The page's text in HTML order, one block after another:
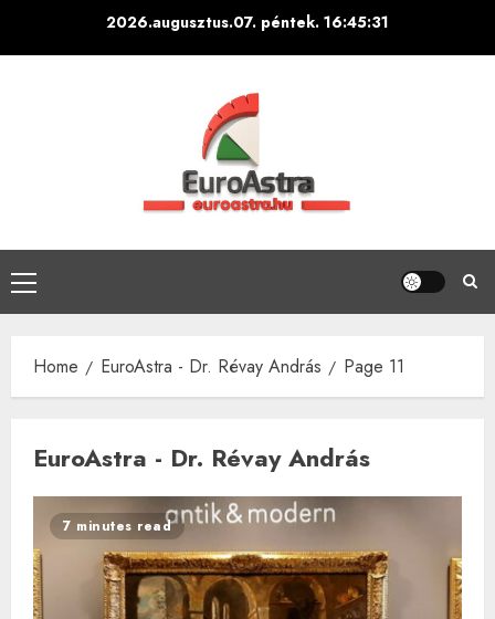
2026.augusztus.07. péntek. 16:45:33
Primary
Menu
Home EuroAstra - Dr. Révay András Page 11
EuroAstra - Dr. Révay András
7 minutes read